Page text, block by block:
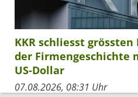
KKR schliesst
der Firmengeschichte
US-Dollar
07.08.2026, 08:31 Uhr